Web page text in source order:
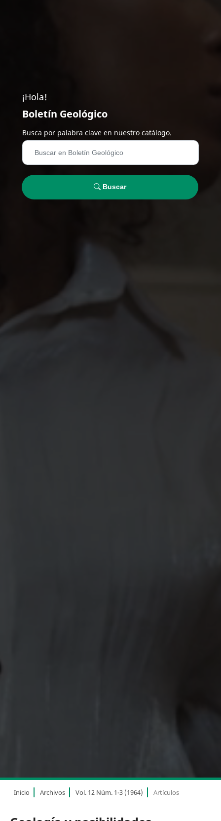
¡Hola!
Boletín Geológico
Busca por palabra clave en nuestro catálogo.
Buscar
Inicio Archivos Vol. 12 Núm. 1-3 (1964) Artículos